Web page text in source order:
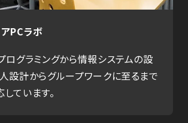
PCラボ
ログラミングから情報システムの設
設計からグループワークに⾄るまで
ています。